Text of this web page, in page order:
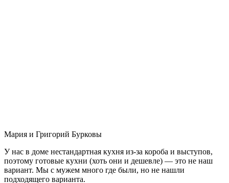
Мария и Григорий Бурковы
У нас в доме нестандартная кухня из-за короба и выступов,
поэтому готовые кухни (хоть они и дешевле) — это не наш
вариант. Мы с мужем много где были, но не нашли
подходящего варианта.